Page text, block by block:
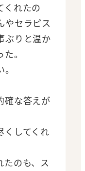
くれたの
やセラピス
ぶりと温か
。
確な答えが
くしてくれ
たのも、ス